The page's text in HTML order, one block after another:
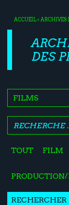
ACCUEIL< ARCHIVES
DES
TOUT FILM
RECHERCHER